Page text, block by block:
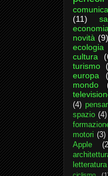
(11)
economia
novità (9)
ecologia
cultura
turismo
europa
mondo
(4)
spazio (4)
motori (3)
Apple
letteratura